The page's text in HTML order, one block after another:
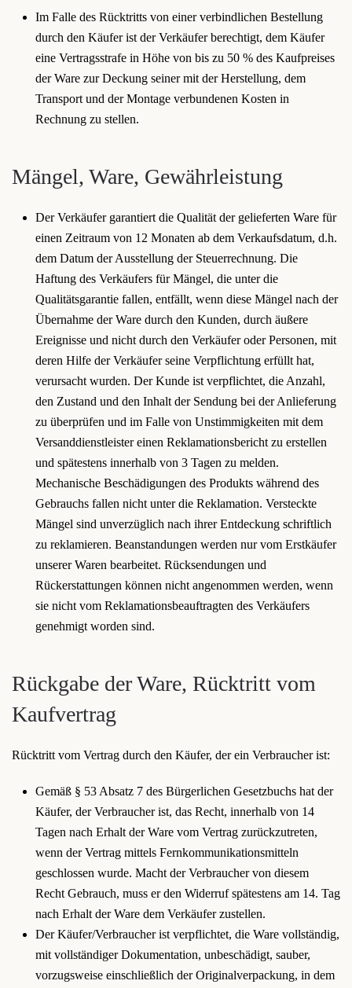
Im Falle des Rücktritts von einer verbindlichen Bestellung
durch den Käufer ist der Verkäufer berechtigt, dem Käufer
eine Vertragsstrafe in Höhe von bis zu 50 % des Kaufpreises
der Ware zur Deckung seiner mit der Herstellung, dem
Transport und der Montage verbundenen Kosten in
Rechnung zu stellen.
Mängel, Ware, Gewährleistung
Der Verkäufer garantiert die Qualität der gelieferten Ware für
einen Zeitraum von 12 Monaten ab dem Verkaufsdatum, d.h.
dem Datum der Ausstellung der Steuerrechnung. Die
Haftung des Verkäufers für Mängel, die unter die
Qualitätsgarantie fallen, entfällt, wenn diese Mängel nach der
Übernahme der Ware durch den Kunden, durch äußere
Ereignisse und nicht durch den Verkäufer oder Personen, mit
deren Hilfe der Verkäufer seine Verpflichtung erfüllt hat,
verursacht wurden. Der Kunde ist verpflichtet, die Anzahl,
den Zustand und den Inhalt der Sendung bei der Anlieferung
zu überprüfen und im Falle von Unstimmigkeiten mit dem
Versanddienstleister einen Reklamationsbericht zu erstellen
und spätestens innerhalb von 3 Tagen zu melden.
Mechanische Beschädigungen des Produkts während des
Gebrauchs fallen nicht unter die Reklamation. Versteckte
Mängel sind unverzüglich nach ihrer Entdeckung schriftlich
zu reklamieren. Beanstandungen werden nur vom Erstkäufer
unserer Waren bearbeitet. Rücksendungen und
Rückerstattungen können nicht angenommen werden, wenn
sie nicht vom Reklamationsbeauftragten des Verkäufers
genehmigt worden sind.
Rückgabe der Ware, Rücktritt vom
Kaufvertrag
Rücktritt vom Vertrag durch den Käufer, der ein Verbraucher ist:
Gemäß § 53 Absatz 7 des Bürgerlichen Gesetzbuchs hat der
Käufer, der Verbraucher ist, das Recht, innerhalb von 14
Tagen nach Erhalt der Ware vom Vertrag zurückzutreten,
wenn der Vertrag mittels Fernkommunikationsmitteln
geschlossen wurde. Macht der Verbraucher von diesem
Recht Gebrauch, muss er den Widerruf spätestens am 14. Tag
nach Erhalt der Ware dem Verkäufer zustellen.
Der Käufer/Verbraucher ist verpflichtet, die Ware vollständig,
mit vollständiger Dokumentation, unbeschädigt, sauber,
vorzugsweise einschließlich der Originalverpackung, in dem